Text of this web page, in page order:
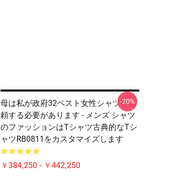
母は私が政府32ベスト女性シャツを信
頼する必要があります - メンズ シャツ
のファッションはTシャツ古典的なTシ
ャツRB0811をカスタマイズします
￥384,250 - ￥442,250
-20%